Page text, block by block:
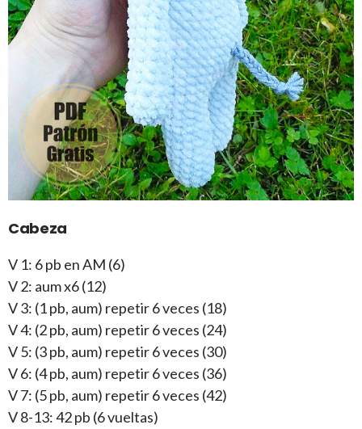
Cabeza
V 1: 6 pb en AM (6)
V 2: aum x6 (12)
V 3: (1 pb, aum) repetir 6 veces (18)
V 4: (2 pb, aum) repetir 6 veces (24)
V 5: (3 pb, aum) repetir 6 veces (30)
V 6: (4 pb, aum) repetir 6 veces (36)
V 7: (5 pb, aum) repetir 6 veces (42)
V 8-13: 42 pb (6 vueltas)